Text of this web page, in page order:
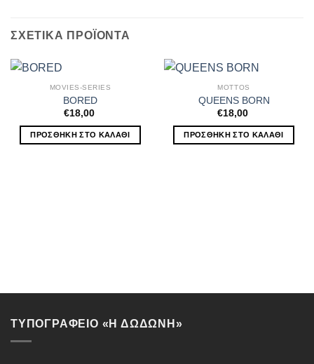
ΣΧΕΤΙΚΆ ΠΡΟΪΌΝΤΑ
MOVIES-SERIES
BORED
€18,00
ΠΡΟΣΘΉΚΗ ΣΤΟ ΚΑΛΆΘΙ
MOTTOS
QUEENS BORN
€18,00
ΠΡΟΣΘΉΚΗ ΣΤΟ ΚΑΛΆΘΙ
ΤΥΠΟΓΡΑΦΕΙΟ «Η ΔΩΔΩΝΗ»